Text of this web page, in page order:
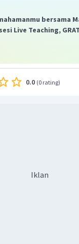
air yang paling
yang benar
bersama
Live Teaching,
0.0 (0 rating)
Iklan